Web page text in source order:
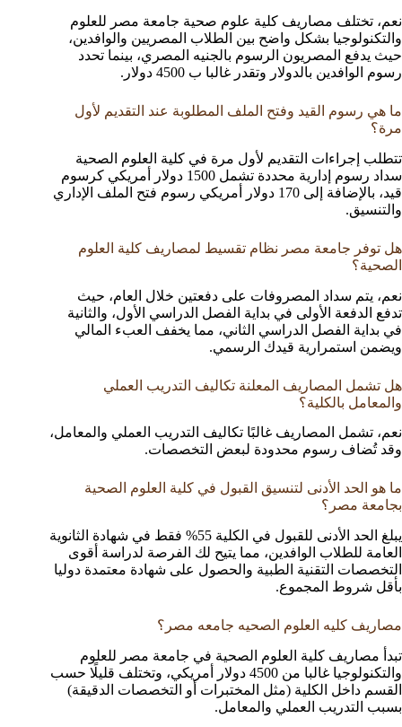
نعم، تختلف مصاريف كلية علوم صحية جامعة مصر للعلوم
والتكنولوجيا بشكل واضح بين الطلاب المصريين والوافدين،
حيث يدفع المصريون الرسوم بالجنيه المصري، بينما تحدد
رسوم الوافدين بالدولار وتقدر غالبا ب 4500 دولار.
ما هي رسوم القيد وفتح الملف المطلوبة عند التقديم لأول
مرة؟
تتطلب إجراءات التقديم لأول مرة في كلية العلوم الصحية
سداد رسوم إدارية محددة تشمل 1500 دولار أمريكي كرسوم
قيد، بالإضافة إلى 170 دولار أمريكي رسوم فتح الملف الإداري
والتنسيق.
هل توفر جامعة مصر نظام تقسيط لمصاريف كلية العلوم
الصحية؟
نعم، يتم سداد المصروفات على دفعتين خلال العام، حيث
تدفع الدفعة الأولى في بداية الفصل الدراسي الأول، والثانية
في بداية الفصل الدراسي الثاني، مما يخفف العبء المالي
ويضمن استمرارية قيدك الرسمي.
هل تشمل المصاريف المعلنة تكاليف التدريب العملي
والمعامل بالكلية؟
نعم، تشمل المصاريف غالبًا تكاليف التدريب العملي والمعامل،
وقد تُضاف رسوم محدودة لبعض التخصصات.
ما هو الحد الأدنى لتنسيق القبول في كلية العلوم الصحية
بجامعة مصر؟
يبلغ الحد الأدنى للقبول في الكلية 55% فقط في شهادة الثانوية
العامة للطلاب الوافدين، مما يتيح لك الفرصة لدراسة أقوى
التخصصات التقنية الطبية والحصول على شهادة معتمدة دوليا
بأقل شروط المجموع.
مصاريف كليه العلوم الصحيه جامعه مصر؟
تبدأ مصاريف كلية العلوم الصحية في جامعة مصر للعلوم
والتكنولوجيا غالبا من 4500 دولار أمريكي، وتختلف قليلًا حسب
القسم داخل الكلية (مثل المختبرات أو التخصصات الدقيقة)
بسبب التدريب العملي والمعامل.